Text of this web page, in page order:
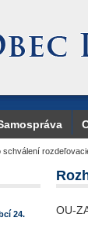
schválení
24.
OU-